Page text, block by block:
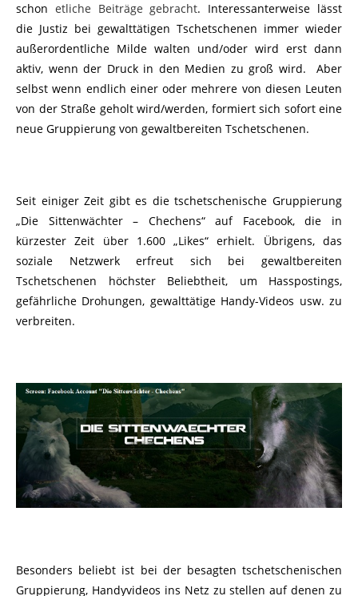
schon etliche Beiträge gebracht. Interessanterweise lässt
die Justiz bei gewalttätigen Tschetschenen immer wieder
außerordentliche Milde walten und/oder wird erst dann
aktiv, wenn der Druck in den Medien zu groß wird. Aber
selbst wenn endlich einer oder mehrere von diesen Leuten
von der Straße geholt wird/werden, formiert sich sofort eine
neue Gruppierung von gewaltbereiten Tschetschenen.
Seit einiger Zeit gibt es die tschetschenische Gruppierung
„Die Sittenwächter – Chechens“ auf Facebook, die in
kürzester Zeit über 1.600 „Likes“ erhielt. Übrigens, das
soziale Netzwerk erfreut sich bei gewaltbereiten
Tschetschenen höchster Beliebtheit, um Hasspostings,
gefährliche Drohungen, gewalttätige Handy-Videos usw. zu
verbreiten.
Besonders beliebt ist bei der besagten tschetschenischen
Gruppierung, Handyvideos ins Netz zu stellen auf denen zu